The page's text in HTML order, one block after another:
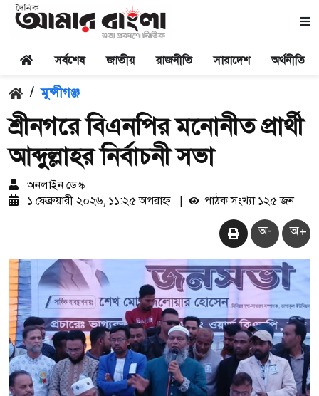
সর্বশেষ জাতীয় রাজনীতি সারাদেশ অর্থনীতি
/ মুন্সীগঞ্জ
শ্রীনগরে বিএনপির মনোনীত প্রার্থী
আব্দুল্লাহর নির্বাচনী সভা
অনলাইন ডেস্ক
১ ফেব্রুয়ারী ২০২৬, ১১:২৫ অপরাহ্ন
পাঠক সংখ্যা ১২৫ জন
অ- অ+